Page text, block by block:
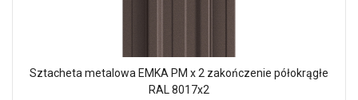
Sztacheta metalowa EMKA PM x 2 zakończenie półokrągłe
RAL 8017x2